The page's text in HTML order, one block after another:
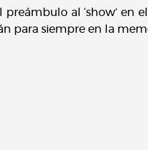
al ‘show’ en
para siempre en la